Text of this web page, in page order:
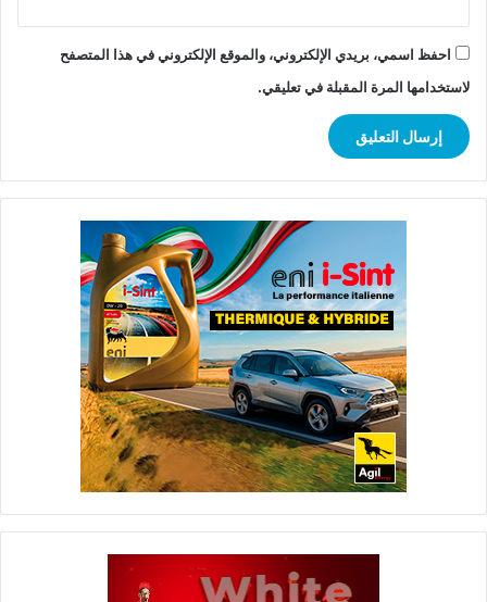
احفظ اسمي، بريدي الإلكتروني، والموقع الإلكتروني في هذا المتصفح
لاستخدامها المرة المقبلة في تعليقي.